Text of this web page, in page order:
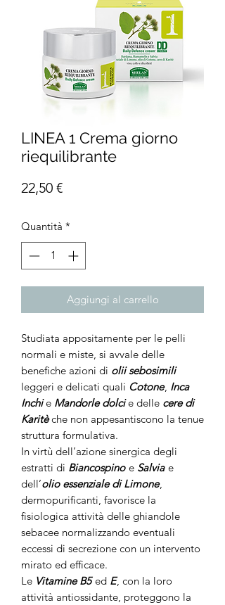
LINEA 1 Crema giorno
riequilibrante
22,50 €Prezzo
Quantità *
Aggiungi al carrello
Studiata appositamente per le pelli
normali e miste, si avvale delle
benefiche azioni di olii sebosimili
leggeri e delicati quali Cotone, Inca
Inchie Mandorle dolcie delle cere di
Karitèche non appesantiscono la tenue
struttura formulativa.
In virtù dell’azione sinergica degli
estratti di Biancospino e Salvia e
dell’olio essenziale di Limone,
dermopurificanti, favorisce la
fisiologica attività delle ghiandole
sebacee normalizzando eventuali
eccessi di secrezione con un intervento
mirato ed efficace.
Le Vitamine B5ed E, con la loro
attività antiossidante, proteggono la